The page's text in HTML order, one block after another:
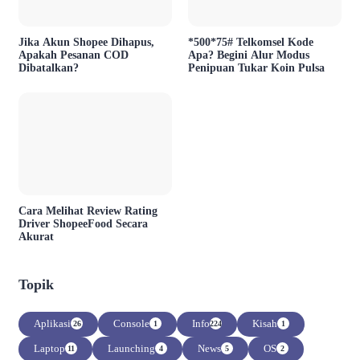
Jika Akun Shopee Dihapus,
Apakah Pesanan COD
Dibatalkan?
*500*75# Telkomsel Kode
Apa? Begini Alur Modus
Penipuan Tukar Koin Pulsa
Cara Melihat Review Rating
Driver ShopeeFood Secara
Akurat
Topik
Aplikasi 26 Console 1 Info224 Kisah 1
Laptop 11 Launching 4 News 5 OS 2